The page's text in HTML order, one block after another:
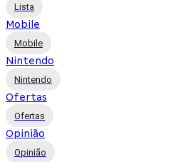
Lista
Mobile
Mobile
Nintendo
Nintendo
Ofertas
Ofertas
Opinião
Opinião